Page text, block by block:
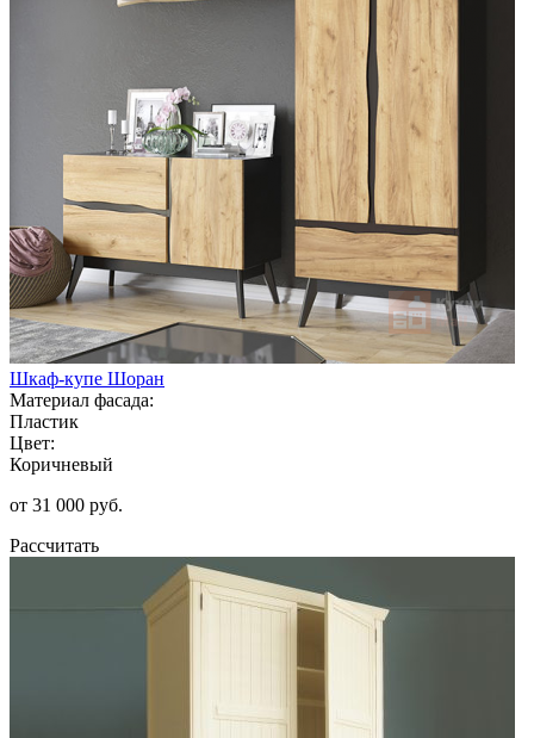
Шкаф-купе Шоран
Материал фасада:
Пластик
Цвет:
Коричневый
от 31 000 руб.
Рассчитать